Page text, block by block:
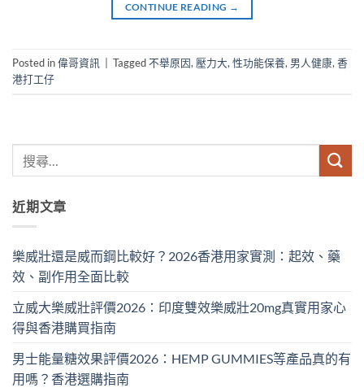
CONTINUE READING →
Posted in偉哥資訊 Tagged不舉原因, 壓力大,性功能保養, 男人健康,香
港打工仔
近期文章
樂威壯還是威而鋼比較好？2026香港用家實測：起效、藥
效、副作用全面比較
立威大樂威壯評價2026：印度雙效樂威壯20mg真實用家心
得與香港購買指南
男士能量糖效果評價2026：HEMP GUMMIES等產品真的有
用嗎？香港選購指南